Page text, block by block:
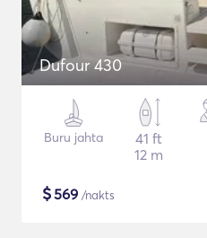
Dufour 430
Buru jahta
41 ft
12 m
$569 /nakts